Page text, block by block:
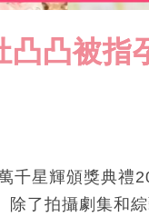
凸被指
千星輝頒獎典禮
除了拍攝劇集和